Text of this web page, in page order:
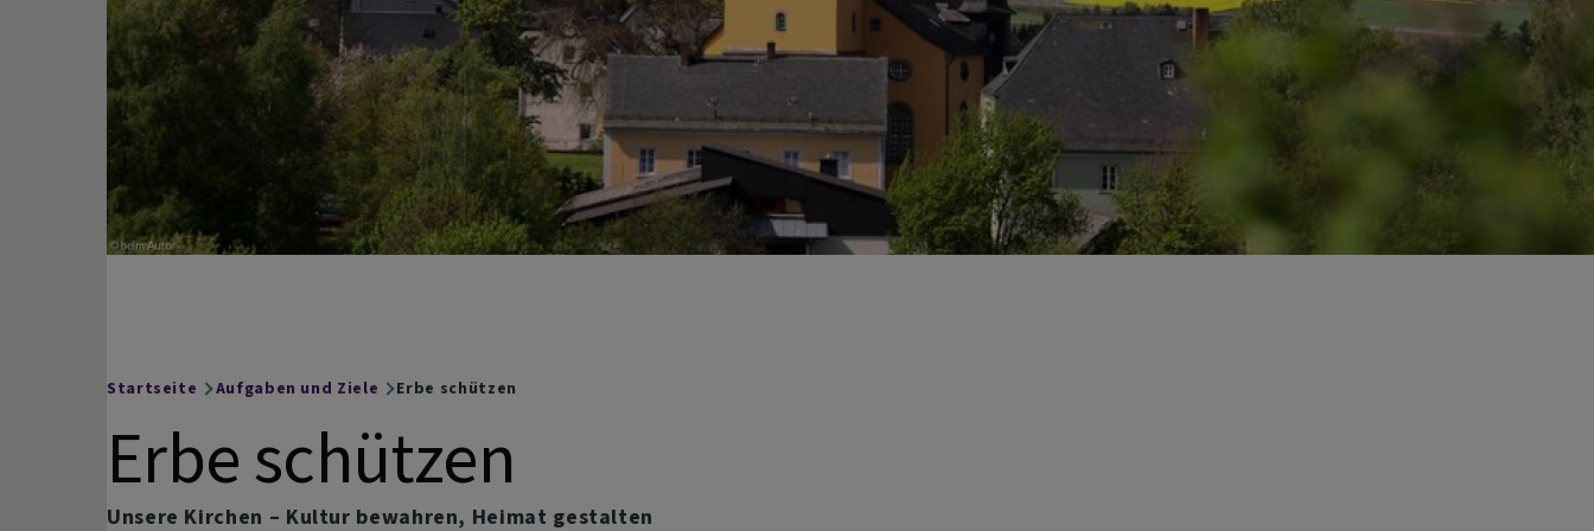
Breadcrumb
Startseite Aufgaben und Ziele Erbe schützen
Erbe schützen
Unsere Kirchen – Kultur bewahren, Heimat gestalten
Facebook
Instagram